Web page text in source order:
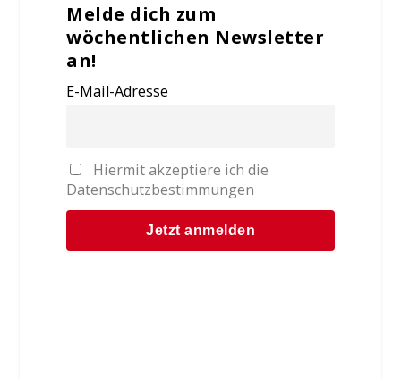
Melde dich zum
wöchentlichen Newsletter
an!
E-Mail-Adresse
Hiermit akzeptiere ich die
Datenschutzbestimmungen